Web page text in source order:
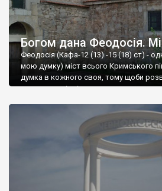
Богом дана Феодосія.
Феодосія (Кафа-12 (13) -15 (18) ст) -
мою думку) міст всього Кримського
думка в кожного своя, тому щоби
запрошую відвідати це